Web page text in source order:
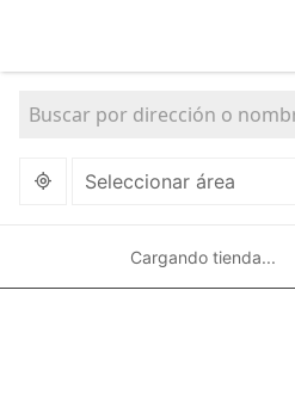
Cargando tienda...